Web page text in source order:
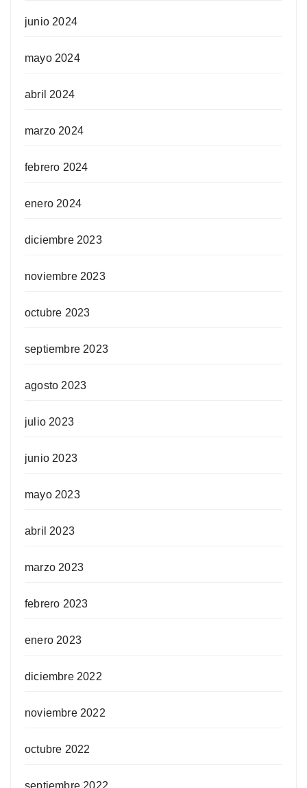
junio 2024
mayo 2024
abril 2024
marzo 2024
febrero 2024
enero 2024
diciembre 2023
noviembre 2023
octubre 2023
septiembre 2023
agosto 2023
julio 2023
junio 2023
mayo 2023
abril 2023
marzo 2023
febrero 2023
enero 2023
diciembre 2022
noviembre 2022
octubre 2022